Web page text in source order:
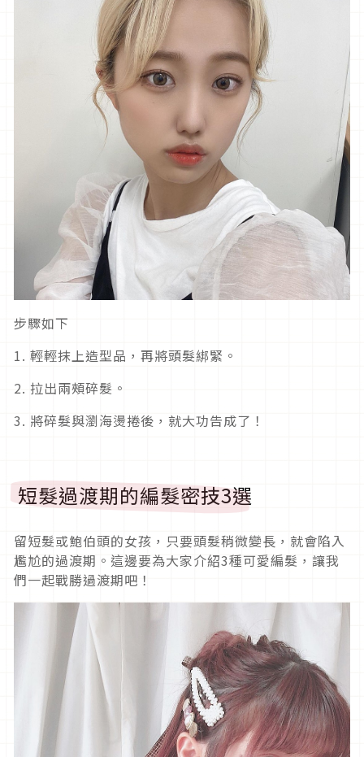
步驟如下
1. 輕輕抹上造型品，再將頭髮綁緊。
2. 拉出兩頰碎髮。
3. 將碎髮與瀏海燙捲後，就大功告成了！
短髮過渡期的編髮密技3選
留短髮或鮑伯頭的女孩，只要頭髮稍微變長，就會陷入
尷尬的過渡期。這邊要為大家介紹3種可愛編髮，讓我
們一起戰勝過渡期吧！